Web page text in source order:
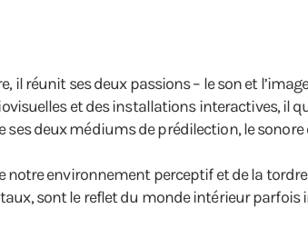
réunit ses deux passions – le son et
et des installations interactives, il
deux médiums de prédilection, le sonore
notre environnement perceptif et de la
sont le reflet du monde intérieur